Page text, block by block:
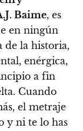
Baime, es
en ningún
la historia,
enérgica,
a fin
Cuando
, el metraje
y ni te lo has